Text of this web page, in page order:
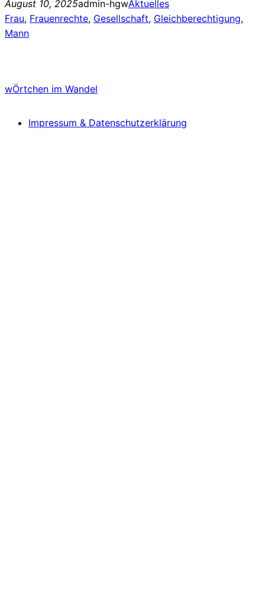
August 10, 2025admin-hgwAktuelles
Frau, Frauenrechte, Gesellschaft, Gleichberechtigung
Mann
wÖrtchen im Wandel
Impressum & Datenschutzerklärung